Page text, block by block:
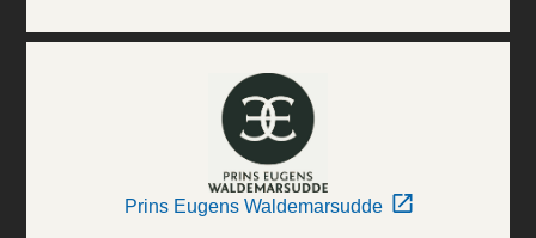
Prins Eugens Waldemarsudde